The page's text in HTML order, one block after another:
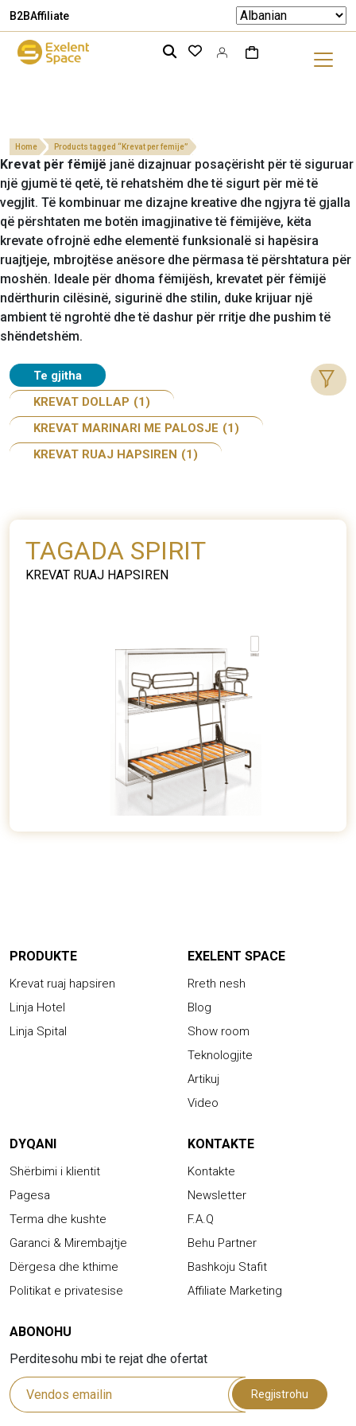
B2BAffiliate
Home Products tagged “Krevat per femije”
Krevat për fëmijë janë dizajnuar posaçërisht për të siguruar
një gjumë të qetë, të rehatshëm dhe të sigurt për më të
vegjlit. Të kombinuar me dizajne kreative dhe ngjyra të gjalla
që përshtaten me botën imagjinative të fëmijëve, këta
krevate ofrojnë edhe elementë funksionalë si hapësira
ruajtjeje, mbrojtëse anësore dhe përmasa të përshtatura për
moshën. Ideale për dhoma fëmijësh, krevatet për fëmijë
ndërthurin cilësinë, sigurinë dhe stilin, duke krijuar një
ambient të ngrohtë dhe të dashur për rritje dhe pushim të
shëndetshëm.
Te gjitha
KREVAT DOLLAP (1)
KREVAT MARINARI ME PALOSJE (1)
KREVAT RUAJ HAPSIREN (1)
TAGADA SPIRIT
KREVAT RUAJ HAPSIREN
PRODUKTE
Krevat ruaj hapsiren
Linja Hotel
Linja Spital
EXELENT SPACE
Rreth nesh
Blog
Show room
Teknologjite
Artikuj
Video
DYQANI
Shërbimi i klientit
Pagesa
Terma dhe kushte
Garanci & Mirembajtje
Dërgesa dhe kthime
Politikat e privatesise
KONTAKTE
Kontakte
Newsletter
F.A.Q
Behu Partner
Bashkoju Stafit
Affiliate Marketing
ABONOHU
Perditesohu mbi te rejat dhe ofertat
Regjistrohu